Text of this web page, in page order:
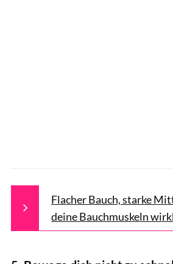
Flacher Bauch, starke
deine Bauchmuskeln